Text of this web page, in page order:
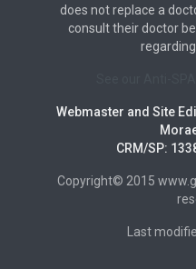
does not replace a
consult their doctor
Webmaster and Site
CRM/SP:
Copyright© 2015
Last